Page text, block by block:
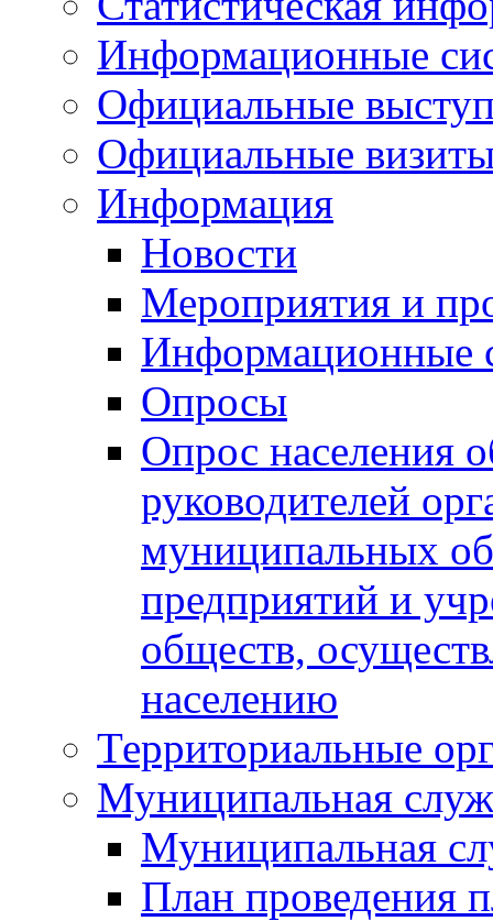
Информационные
Официальные
Официальные
Информация
Новости
Мероприятия и
Информационные
Опросы
Опрос населения
руководителей
муниципальных
предприятий и
обществ,
населению
Территориальные
Муниципальная
Муниципальная
План проведения